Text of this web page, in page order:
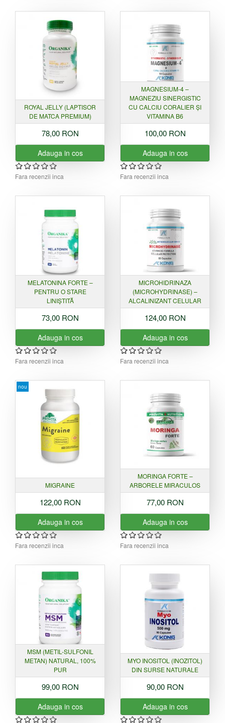
ROYAL JELLY (LAPTISOR
DE MATCA PREMIUM)
78,00 RON
Adauga in cos
Fara recenzii inca
MAGNESIUM-4 –
MAGNEZIU SINERGISTIC
CU CALCIU CORALIER ȘI
VITAMINA B6
100,00 RON
Adauga in cos
Fara recenzii inca
MELATONINA FORTE –
PENTRU O STARE
LINIȘTITĂ
73,00 RON
Adauga in cos
Fara recenzii inca
MICROHIDRINAZA
(MICROHYDRINASE) –
ALCALINIZANT CELULAR
124,00 RON
Adauga in cos
Fara recenzii inca
nou
MIGRAINE
122,00 RON
Adauga in cos
Fara recenzii inca
MORINGA FORTE –
ARBORELE MIRACULOS
77,00 RON
Adauga in cos
Fara recenzii inca
MSM (METIL-SULFONIL
METAN) NATURAL, 100%
PUR
99,00 RON
Adauga in cos
MYO INOSITOL (INOZITOL)
DIN SURSE NATURALE
90,00 RON
Adauga in cos